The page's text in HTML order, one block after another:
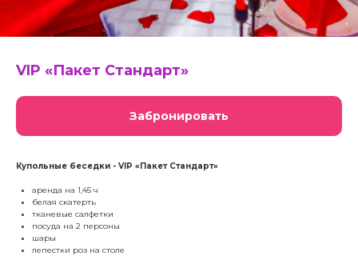
VIP «Пакет Стандарт»
Забронировать
Купольные беседки - VIP «Пакет Стандарт»
аренда на 1,45 ч
белая скатерть
тканевые салфетки
посуда на 2 персоны
шары
лепестки роз на столе